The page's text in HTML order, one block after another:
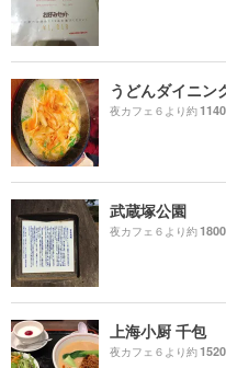
うどんダイニン
夜カフェ６より約
武蔵塚公園
夜カフェ６より約
上海小厨 千包
夜カフェ６より約